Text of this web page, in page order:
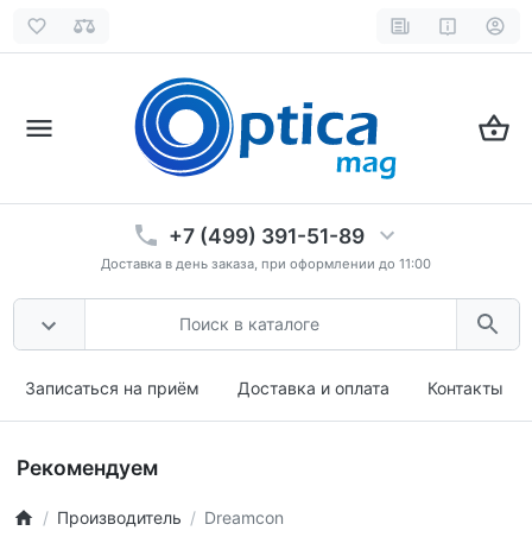
+7 (499) 391-51-89
Доставка в день заказа, при оформлении до 11:00
Записаться на приём Доставка и оплата Контакты
Рекомендуем
Производитель Dreamcon